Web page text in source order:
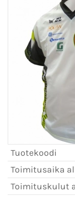
Tuotekoodi
Toimitusaika
Toimituskulut